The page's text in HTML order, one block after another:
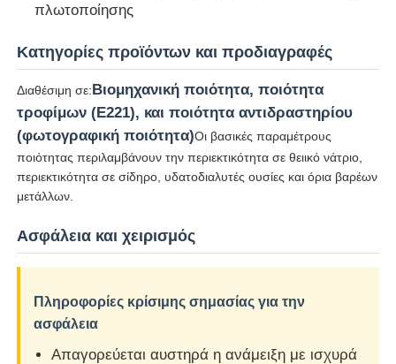
Πηγή ηλεκτρονικών ειδών
Υλικά επεξεργασίας νερού
Καθημερινή χρήση Χημικά
πλωτοποίησης
Κατηγορίες προϊόντων και προδιαγραφές
Διαθέσιμη σε:Βιομηχανική ποιότητα, ποιότητα
τροφίμων (E221), και ποιότητα αντιδραστηρίου
(φωτογραφική ποιότητα)Οι βασικές παραμέτρους
ποιότητας περιλαμβάνουν την περιεκτικότητα σε θειικό νάτριο,
περιεκτικότητα σε σίδηρο, υδατοδιαλυτές ουσίες και όρια βαρέων
μετάλλων.
Ασφάλεια και χειρισμός
Πληροφορίες κρίσιμης σημασίας για την
ασφάλεια
Απαγορεύεται αυστηρά η ανάμειξη με ισχυρά